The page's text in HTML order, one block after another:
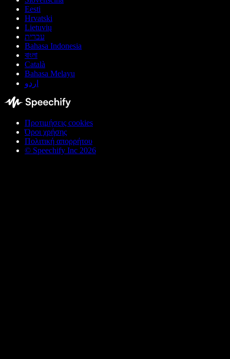
Eesti
Hrvatski
Lietuvių
עברית
Bahasa Indonesia
বাংলা
Català
Bahasa Melayu
اردو
Προτιμήσεις cookies
Όροι χρήσης
Πολιτική απορρήτου
© Speechify Inc 2026